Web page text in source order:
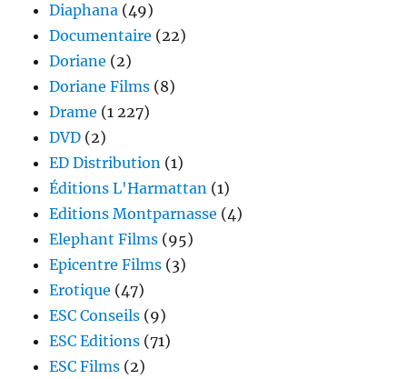
Diaphana (49)
Documentaire (22)
Doriane (2)
Doriane Films (8)
Drame (1 227)
DVD (2)
ED Distribution (1)
Éditions L'Harmattan (1)
Editions Montparnasse (4)
Elephant Films (95)
Epicentre Films (3)
Erotique (47)
ESC Conseils (9)
ESC Editions (71)
ESC Films (2)